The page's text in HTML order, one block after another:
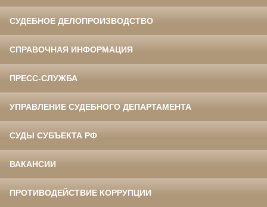
СУДЕБНОЕ ДЕЛОПРОИЗВОДСТВО
СПРАВОЧНАЯ ИНФОРМАЦИЯ
ПРЕСС-СЛУЖБА
УПРАВЛЕНИЕ СУДЕБНОГО ДЕПАРТАМЕНТА
СУДЫ СУБЪЕКТА РФ
ВАКАНСИИ
ПРОТИВОДЕЙСТВИЕ КОРРУПЦИИ